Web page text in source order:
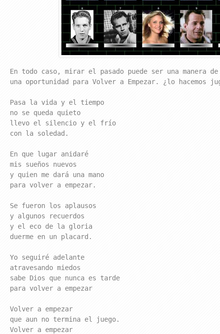
En todo caso, mirar el pasado puede ser una
una oportunidad para Volver a Empezar. ¿lo hacemos
Pasa la vida y el tiempo
no se queda quieto
llevo el silencio y el frío
con la soledad.
En que lugar anidaré
mis sueños nuevos
y quien me dará una mano
para volver a empezar.
Se fueron los aplausos
y algunos recuerdos
y el eco de la gloria
duerme en un placard.
Yo seguiré adelante
atravesando miedos
sabe Dios que nunca es tarde
para volver a empezar
Volver a empezar
que aun no termina el juego.
Volver a empezar